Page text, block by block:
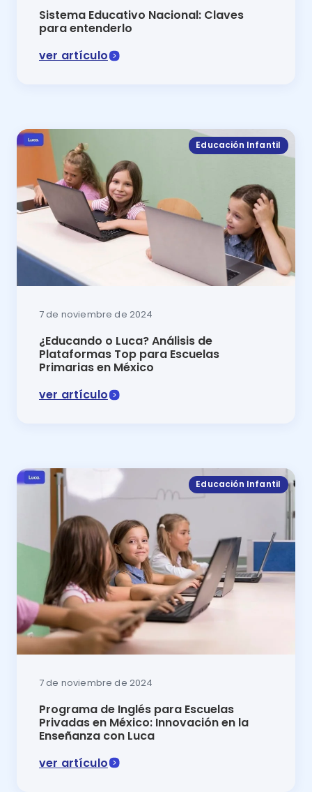
Sistema Educativo Nacional: Claves
para entenderlo
ver artículo
Educación Infantil
7 de noviembre de 2024
¿Educando o Luca? Análisis de
Plataformas Top para Escuelas
Primarias en México
ver artículo
Educación Infantil
7 de noviembre de 2024
Programa de Inglés para Escuelas
Privadas en México: Innovación en la
Enseñanza con Luca
ver artículo